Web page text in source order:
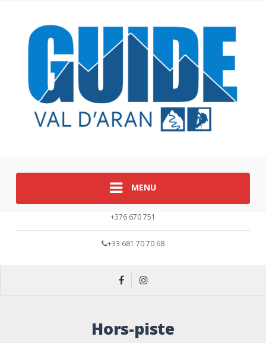
MENU
+376 670 751
+33 681 70 70 68
Hors-piste